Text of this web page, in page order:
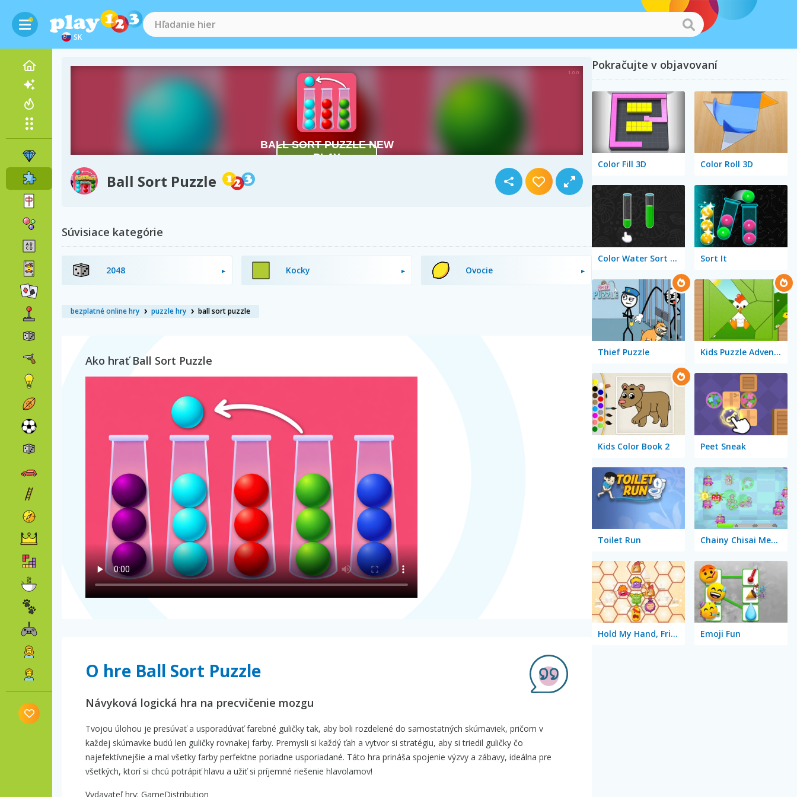
SK
Ball Sort Puzzle
Súvisiace kategórie
2048 Kocky Ovocie
bezplatné online hry puzzle hry ball sort puzzle
Ako hrať Ball Sort Puzzle
O hre Ball Sort Puzzle
Návyková logická hra na precvičenie mozgu
Tvojou úlohou je presúvať a usporadúvať farebné guličky tak, aby boli rozdelené do samostatných skúmaviek, pričom v
každej skúmavke budú len guličky rovnakej farby. Premysli si každý ťah a vytvor si stratégiu, aby si triedil guličky čo
najefektívnejšie a mal všetky farby perfektne poriadne usporiadané. Táto hra prináša spojenie výzvy a zábavy, ideálna pre
všetkých, ktorí si chcú potrápiť hlavu a užiť si príjemné riešenie hlavolamov!
Vydavateľ hry: GameDistribution
Pokračujte v objavovaní
Color Fill 3D Color Roll 3D
Color Water Sort 3D Sort It
Thief Puzzle Kids Puzzle Adventure
Kids Color Book 2 Peet Sneak
Toilet Run Chainy Chisai Medieval 2
Hold My Hand, Friend Emoji Fun